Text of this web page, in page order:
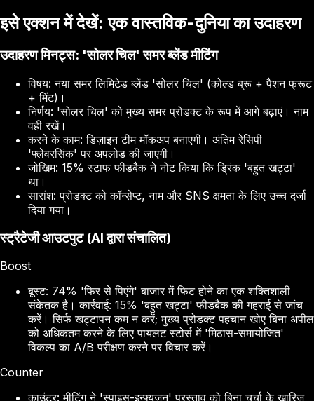
इसे एक्शन में देखें: एक वास्तविक-दुनिया का उदाहरण
उदाहरण मिनट्स: 'सोलर चिल' समर ब्लेंड मीटिंग
विषय: नया समर लिमिटेड ब्लेंड 'सोलर चिल' (कोल्ड ब्रू + पैशन फ्रूट
+ मिंट)।
निर्णय: 'सोलर चिल' को मुख्य समर प्रोडक्ट के रूप में आगे बढ़ाएं। नाम
वही रखें।
करने के काम: डिज़ाइन टीम मॉकअप बनाएगी। अंतिम रेसिपी
'फ्लेवरसिंक' पर अपलोड की जाएगी।
जोखिम: 15% स्टाफ फीडबैक ने नोट किया कि ड्रिंक 'बहुत खट्टा'
था।
सारांश: प्रोडक्ट को कॉन्सेप्ट, नाम और SNS क्षमता के लिए उच्च दर्जा
दिया गया।
स्ट्रैटेजी आउटपुट (AI द्वारा संचालित)
Boost
बूस्ट: 74% 'फिर से पिएंगे' बाजार में फिट होने का एक शक्तिशाली
संकेतक है। कार्रवाई: 15% 'बहुत खट्टा' फीडबैक की गहराई से जांच
करें। सिर्फ खट्टापन कम न करें; मुख्य प्रोडक्ट पहचान खोए बिना अपील
को अधिकतम करने के लिए पायलट स्टोर्स में 'मिठास-समायोजित'
विकल्प का A/B परीक्षण करने पर विचार करें।
Counter
काउंटर: मीटिंग ने 'स्पाइस-इन्फ्यूजन' प्रस्ताव को बिना चर्चा के खारिज